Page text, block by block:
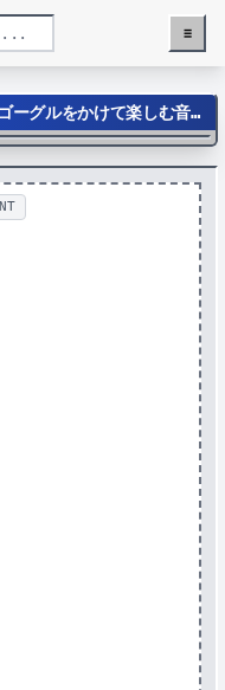
Menu
≡
スプランキ・ガーノルド・タイム - ゴーグルをかけて楽しむ音楽制作ゲーム